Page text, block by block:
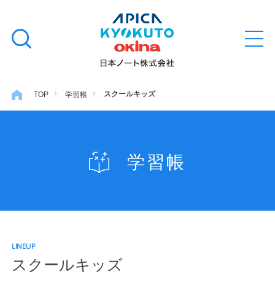
文
キ
ッ
閉
検
る
ファイル・バインダー
TOP 学習帳 スクールキッズ
学習帳
LINEUP
スクールキッズ